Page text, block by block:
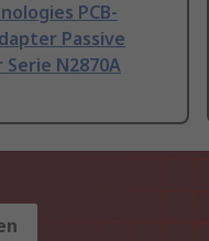
PCB-
Passive
N2870A